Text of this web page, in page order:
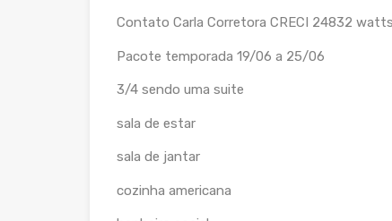
Contato Carla Corretora CRECI 24832
Pacote temporada 19/06 a 25/06
3/4 sendo uma suite
sala de estar
sala de jantar
cozinha americana